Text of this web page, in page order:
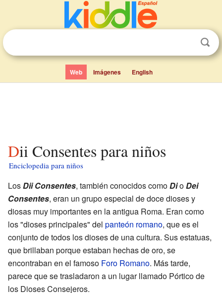
Web Imágenes English
Dii Consentes para niños
Enciclopedia para niños
LosDii Consentes, también conocidos comoDioDei
Consentes, eran un grupo especial de doce dioses y
diosas muy importantes en la antigua Roma. Eran como
los "dioses principales" del panteón romano, que es el
conjunto de todos los dioses de una cultura. Sus estatuas,
que brillaban porque estaban hechas de oro, se
encontraban en el famoso Foro Romano. Más tarde,
parece que se trasladaron a un lugar llamado Pórtico de
los Dioses Consejeros.